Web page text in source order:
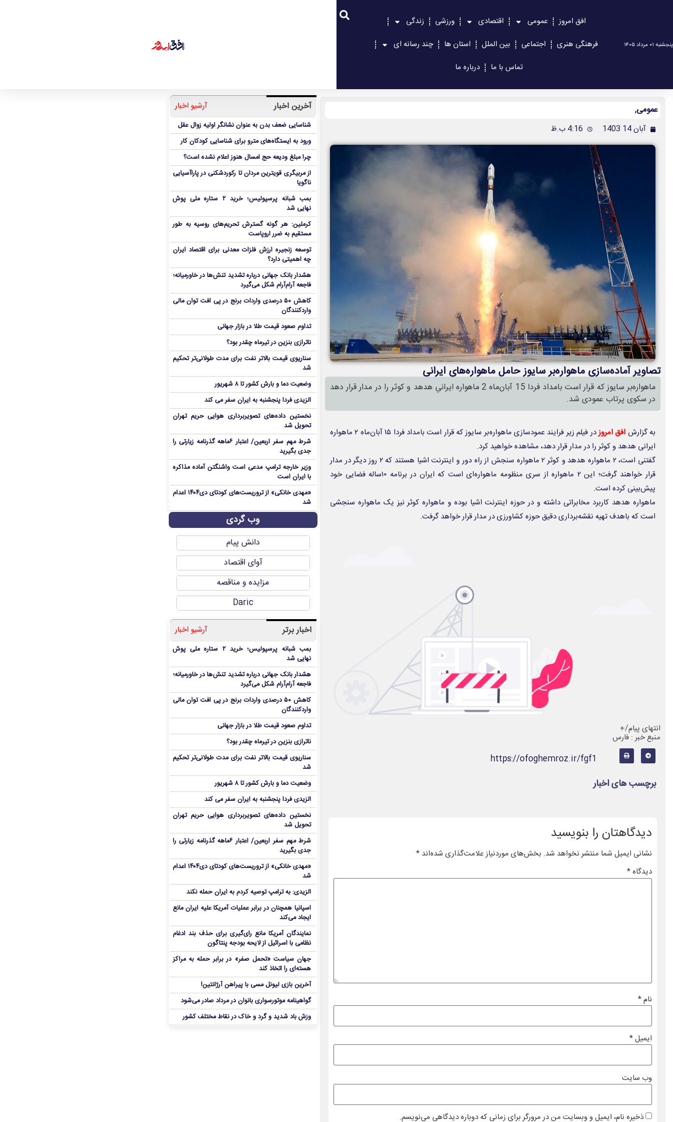
پنجشنبه ۰۱ مرداد ۱۴۰۵
افق امروز عمومی اقتصادی ورزشی
زندگی
فرهنگی هنری
اجتماعی بین الملل استان ها
چند رسانه ای
تماس با ما
درباره ما
عمومی,
آبان 14 1403 4:16 ب.ظ
تصاویر آماده‌سازی ماهواره‌برِ سایوز حامل ماهواره‌های ایرانی
ماهواره‌بر سایوز که قرار است بامداد فردا 15 آبان‌ماه 2 ماهواره ایرانیِ هدهد و کوثر را در مدار قرار دهد
در سکوی پرتاب عمودی شد.
به گزارش افق امروز
در فیلم زیر فرایند عمودسازی ماهواره‌بر سایوز که قرار است بامداد فردا ۱۵ آبان‌ماه ۲ ماهواره
ایرانی هدهد و کوثر را در مدار قرار دهد، مشاهده خواهید کرد.
گفتنی است، ۲ ماهواره هدهد و کوثر ۲ ماهواره سنجش از راه دور و اینترنت اشیا هستند که ۲ روز دیگر در مدار
قرار خواهند گرفت؛ این ۲ ماهواره از سری منظومه ماهواره‌ای است که ایران در برنامه ۱۰ساله فضایی خود
پیش‌بینی کرده است.
ماهواره هدهد کاربرد مخابراتی داشته و در حوزه اینترنت اشیا بوده و ماهواره کوثر نیز یک ماهواره سنجشی
است که باهدف تهیه نقشه‌برداری دقیق حوزه کشاورزی در مدار قرار خواهد گرفت.
انتهای پیام/+
منبع خبر : فارس
https://ofoghemroz.ir/fgf1
برچسب های اخبار
دیدگاهتان را بنویسید
نشانی ایمیل شما منتشر نخواهد شد. بخش‌های موردنیاز علامت‌گذاری شده‌اند*
دیدگاه*
نام*
ایمیل*
وب‌ سایت
ذخیره نام، ایمیل و وبسایت من در مرورگر برای زمانی که دوباره دیدگاهی می‌نویسم.
آخرین اخبار آرشیو اخبار
شناسایی ضعف بدن به عنوان نشانگر اولیه زوال عقل
ورود به ایستگاه‌های مترو برای شناسایی کودکان کار
چرا مبلغ ودیعه حج امسال هنوز اعلام نشده است؟
از مربیگری قویترین مردان تا رکوردشکنی در پاراآسیایی
ناگویا
بمب شبانه پرسپولیس؛ خرید ۲ ستاره ملی پوش
نهایی شد
کرملین: هر گونه گسترش تحریم‌های روسیه به طور
مستقیم به ضرر اروپاست
توسعه زنجیره ارزش فلزات معدنی برای اقتصاد ایران
چه اهمیتی دارد؟
هشدار بانک جهانی درباره تشدید تنش‌ها در خاورمیانه؛
فاجعه آرام‌آرام شکل می‌گیرد
کاهش ۵۰ درصدی واردات برنج در پی افت توان مالی
واردکنندگان
تداوم صعود قیمت طلا در بازار جهانی
ناترازی بنزین در تیرماه چقدر بود؟
سناریوی قیمت بالاتر نفت برای مدت طولانی‌تر تحکیم
شد
وضعیت دما و بارش کشور تا ۸ شهریور
الزیدی فردا پنجشنبه به ایران سفر می کند
نخستین داده‌های تصویربرداری هوایی حریم تهران
تحویل شد
شرط مهم سفر اربعین/ اعتبار ۶ماهه گذرنامه زیارتی را
جدی بگیرید
وزیر خارجه ترامپ مدعی است واشنگتن آماده مذاکره
با ایران است
«مهدی خانکی» از تروریست‌های کودتای دی۱۴۰۴ اعدام
شد
وب گردی
دانش پیام
آوای اقتصاد
مزایده و مناقصه
Daric
اخبار برتر آرشیو اخبار
بمب شبانه پرسپولیس؛ خرید ۲ ستاره ملی پوش
نهایی شد
هشدار بانک جهانی درباره تشدید تنش‌ها در خاورمیانه؛
فاجعه آرام‌آرام شکل می‌گیرد
کاهش ۵۰ درصدی واردات برنج در پی افت توان مالی
واردکنندگان
تداوم صعود قیمت طلا در بازار جهانی
ناترازی بنزین در تیرماه چقدر بود؟
سناریوی قیمت بالاتر نفت برای مدت طولانی‌تر تحکیم
شد
وضعیت دما و بارش کشور تا ۸ شهریور
الزیدی فردا پنجشنبه به ایران سفر می کند
نخستین داده‌های تصویربرداری هوایی حریم تهران
تحویل شد
شرط مهم سفر اربعین/ اعتبار ۶ماهه گذرنامه زیارتی را
جدی بگیرید
«مهدی خانکی» از تروریست‌های کودتای دی۱۴۰۴ اعدام
شد
الزیدی: به ترامپ توصیه کردم به ایران حمله نکند
اسپانیا همچنان در برابر عملیات آمریکا علیه ایران مانع
ایجاد می‌کند
نمایندگان آمریکا مانع رای‌گیری برای حذف بند ادغام
نظامی با اسرائیل از لایحه بودجه پنتاگون
جهان سیاست «تحمل صفر» در برابر حمله به مراکز
هسته‌ای را اتخاذ کند
آخرین بازی لیونل مسی با پیراهن آرژانتین!
گواهینامه موتورسواری بانوان در مرداد صادر می‌شود
وزش باد شدید و گرد و خاک در نقاط مختلف کشور